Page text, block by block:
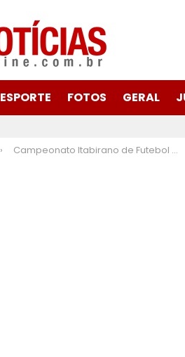
ESPORTE FOTOS GERAL
Campeonato Itabirano de Futebol 2025 define finalistas no próximo domingo